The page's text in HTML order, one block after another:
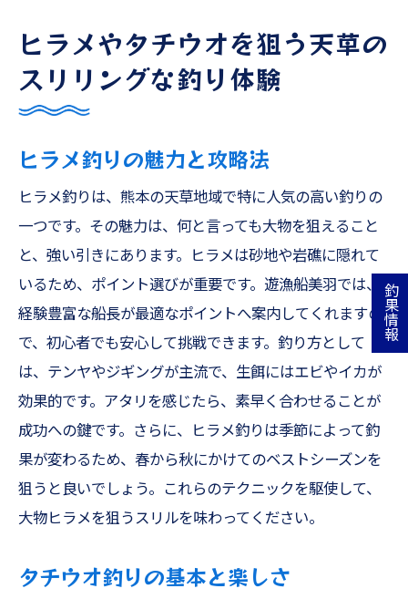
ヒラメやタチウオを狙う天草の
スリリングな釣り体験
ヒラメ釣りの魅力と攻略法
ヒラメ釣りは、熊本の天草地域で特に人気の高い釣りの
一つです。その魅力は、何と言っても大物を狙えること
と、強い引きにあります。ヒラメは砂地や岩礁に隠れて
いるため、ポイント選びが重要です。遊漁船美羽では、
経験豊富な船長が最適なポイントへ案内してくれますの
で、初心者でも安心して挑戦できます。釣り方として
は、テンヤやジギングが主流で、生餌にはエビやイカが
効果的です。アタリを感じたら、素早く合わせることが
成功への鍵です。さらに、ヒラメ釣りは季節によって釣
果が変わるため、春から秋にかけてのベストシーズンを
狙うと良いでしょう。これらのテクニックを駆使して、
大物ヒラメを狙うスリルを味わってください。
タチウオ釣りの基本と楽しさ
釣果情報